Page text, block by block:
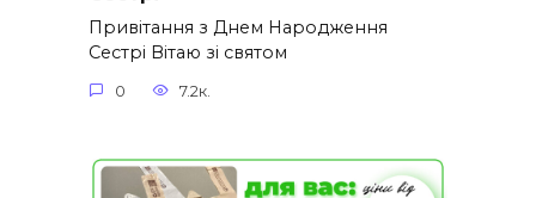
Привітання з Днем Народження
Сестрі Вітаю зі святом
0 7.2к.